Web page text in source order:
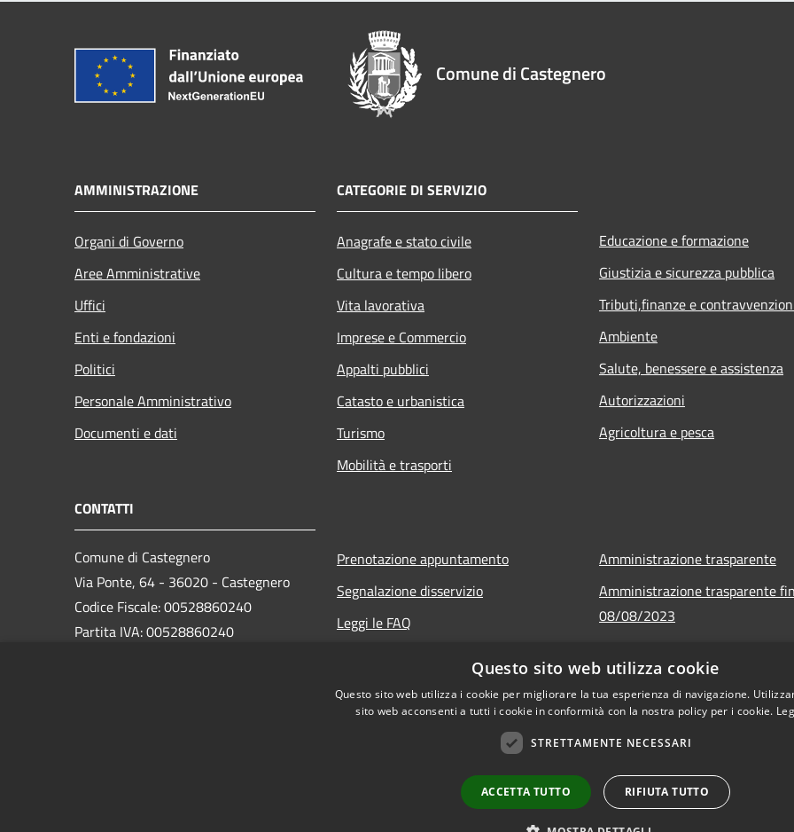
Comune di Castegnero
AMMINISTRAZIONE
Organi di Governo
Aree Amministrative
Uffici
Enti e fondazioni
Politici
Personale Amministrativo
Documenti e dati
CATEGORIE DI SERVIZIO
Anagrafe e stato civile
Cultura e tempo libero
Vita lavorativa
Imprese e Commercio
Appalti pubblici
Catasto e urbanistica
Turismo
Mobilità e trasporti
Educazione e formazione
Giustizia e sicurezza pubblica
Tributi,finanze e
Ambiente
Salute, benessere e assistenza
Autorizzazioni
Agricoltura e pesca
CONTATTI
Comune di Castegnero
Via Ponte, 64 - 36020 - Castegnero
Codice Fiscale: 00528860240
Partita IVA: 00528860240
Prenotazione appuntamento
Segnalazione disservizio
Leggi le FAQ
Amministrazione trasparente
Amministrazione trasparente
08/08/2023
Note legali
Dichiarazione di accessibilità
Copyright © 2026 • Comune di
Questo sito web utilizza cookie
Questo sito web utilizza i cookie per migliorare la tua esperienza di navigazione.
sito web acconsenti a tutti i cookie in conformità con la nostra policy per i cookie.
STRETTAMENTE NECESSARI
ACCETTA TUTTO RIFIUTA TUTTO